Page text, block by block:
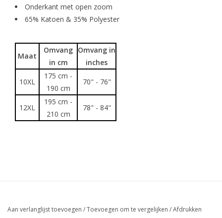
Onderkant met open zoom
65% Katoen & 35% Polyester
Maat
Omvang
in cm
Omvang in
inches
10XL
175 cm -
190 cm
70" - 76"
12XL
195 cm -
210 cm
78" - 84"
Aan verlanglijst toevoegen /Toevoegen om te vergelijken /Afdrukken